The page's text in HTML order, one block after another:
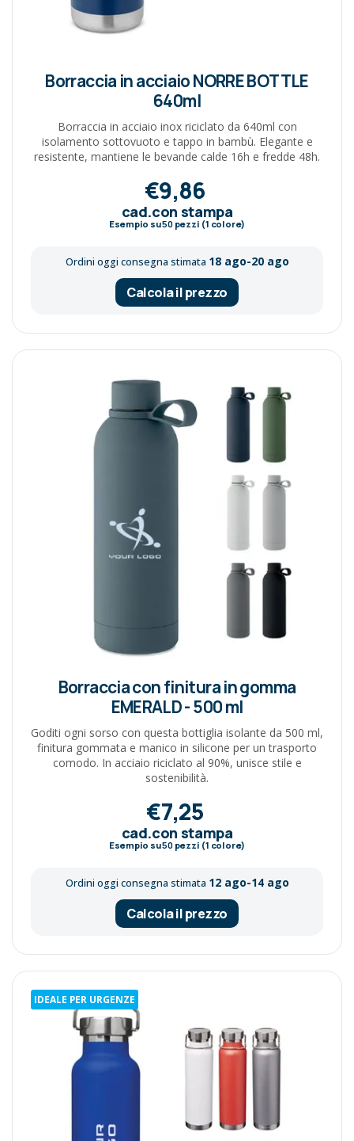
Borraccia in acciaio NORRE BOTTLE
640ml
Borraccia in acciaio inox riciclato da 640ml con
isolamento sottovuoto e tappo in bambù. Elegante e
resistente, mantiene le bevande calde 16h e fredde 48h.
€9,86
cad.con stampa
Esempio su50pezzi (1 colore)
Ordini oggi consegna stimata 18 ago-20 ago
Calcola il prezzo
Borraccia con finitura in gomma
EMERALD - 500 ml
Goditi ogni sorso con questa bottiglia isolante da 500 ml,
finitura gommata e manico in silicone per un trasporto
comodo. In acciaio riciclato al 90%, unisce stile e
sostenibilità.
€7,25
cad.con stampa
Esempio su50pezzi (1 colore)
Ordini oggi consegna stimata 12 ago-14 ago
Calcola il prezzo
IDEALE PER URGENZE